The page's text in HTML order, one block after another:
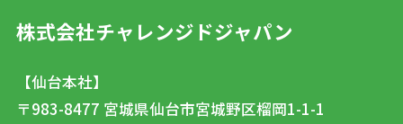
株式会社チャレンジドジャパン
【仙台本社】
〒983-8477 宮城県仙台市宮城野区榴岡1-1-1